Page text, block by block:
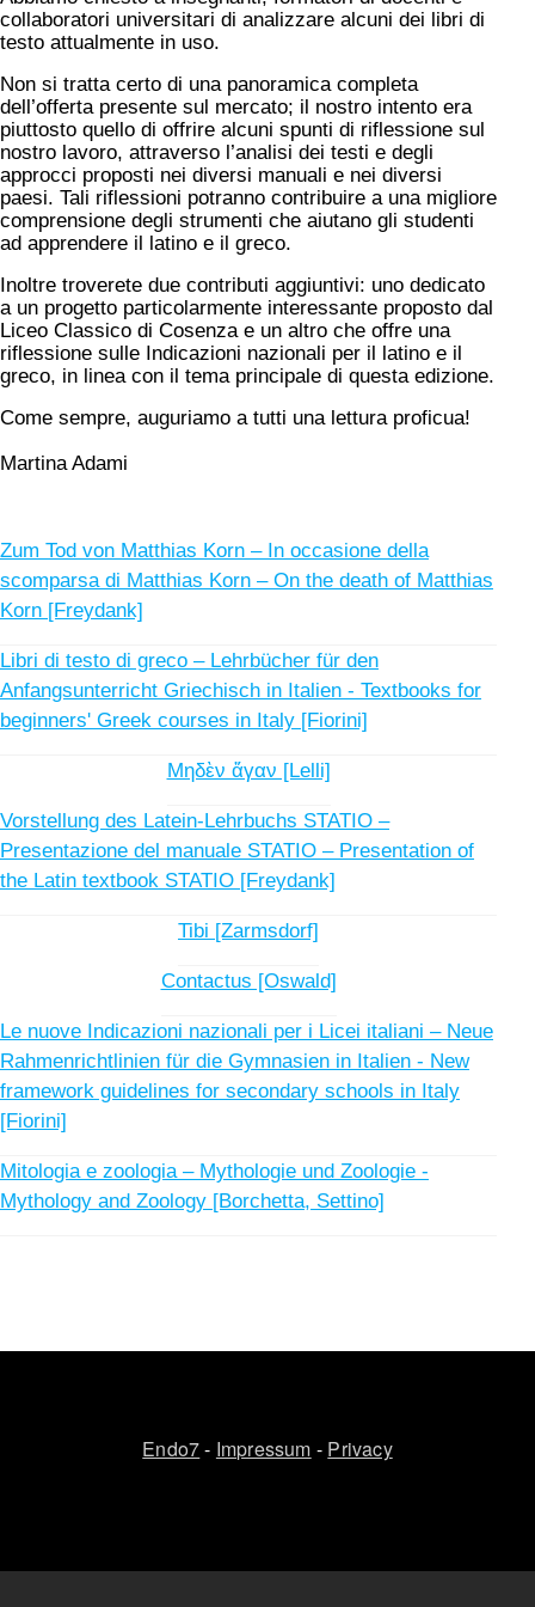
collaboratori universitari di analizzare alcuni dei libri di
testo attualmente in uso.
Non si tratta certo di una panoramica completa
dell’offerta presente sul mercato; il nostro intento era
piuttosto quello di offrire alcuni spunti di riflessione sul
nostro lavoro, attraverso l’analisi dei testi e degli
approcci proposti nei diversi manuali e nei diversi
paesi. Tali riflessioni potranno contribuire a una migliore
comprensione degli strumenti che aiutano gli studenti
ad apprendere il latino e il greco.
Inoltre troverete due contributi aggiuntivi: uno dedicato
a un progetto particolarmente interessante proposto dal
Liceo Classico di Cosenza e un altro che offre una
riflessione sulle Indicazioni nazionali per il latino e il
greco, in linea con il tema principale di questa edizione.
Come sempre, auguriamo a tutti una lettura proficua!
Martina Adami
Zum Tod von Matthias Korn – In occasione della
scomparsa di Matthias Korn – On the death of Matthias
Korn [Freydank]
Libri di testo di greco – Lehrbücher für den
Anfangsunterricht Griechisch in Italien - Textbooks for
beginners' Greek courses in Italy [Fiorini]
Mηδὲν ἄγαν [Lelli]
Vorstellung des Latein-Lehrbuchs STATIO –
Presentazione del manuale STATIO – Presentation of
the Latin textbook STATIO [Freydank]
Tibi [Zarmsdorf]
Contactus [Oswald]
Le nuove Indicazioni nazionali per i Licei italiani – Neue
Rahmenrichtlinien für die Gymnasien in Italien - New
framework guidelines for secondary schools in Italy
[Fiorini]
Mitologia e zoologia – Mythologie und Zoologie -
Mythology and Zoology [Borchetta, Settino]
Endo7- Impressum - Privacy